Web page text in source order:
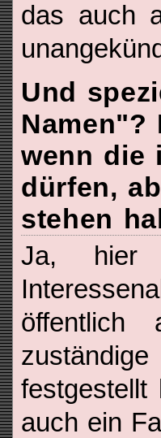
das auch
Und
wenn die
dürfen,
stehen
Ja, hier
öffentlich
auch ein